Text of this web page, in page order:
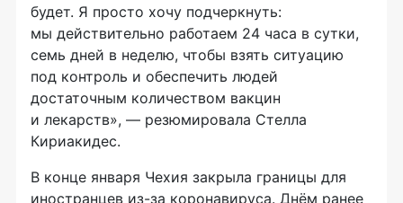
будет. Я просто хочу подчеркнуть:
мы действительно работаем 24 часа в сутки,
семь дней в неделю, чтобы взять ситуацию
под контроль и обеспечить людей
достаточным количеством вакцин
и лекарств», — резюмировала Стелла
Кириакидес.
В конце января Чехия закрыла границы для
иностранцев из-за коронавируса. Днём ранее